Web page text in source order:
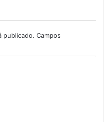
publicado. Campos